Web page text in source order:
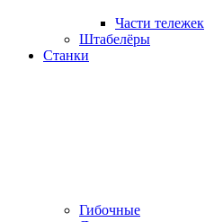
Части тележек
Штабелёры
Станки
Гибочные